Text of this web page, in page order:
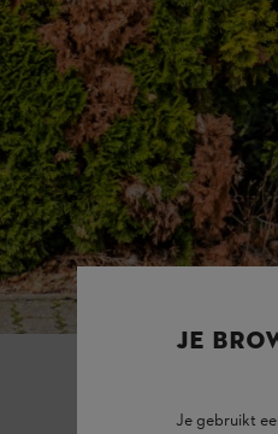
terugsnoeien
in het hout zijn gesnoeid en
JE
Je gebruikt